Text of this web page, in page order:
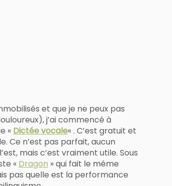
et que je ne peux pas
j’ai commencé à
« Dictée vocale« . C’est gratuit et
Ce n’est pas parfait, aucun
mais c’est vraiment utile. Sous
« Dragon » qui fait le même
pas quelle est la performance